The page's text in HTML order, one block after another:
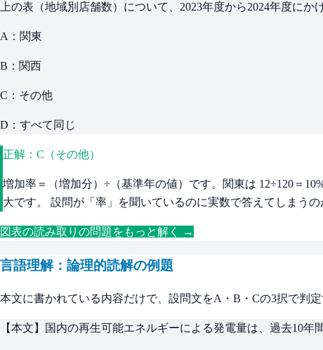
上の表（地域別店舗数）について、2023年度から2024年度に
A：関東
B：関西
C：その他
D：すべて同じ
正解：C（その他）
増加率＝（増加分）÷（基準年の値）です。関東は 12÷120＝
大です。 設問が「率」を聞いているのに実数で答えてしまう
図表の読み取りの問題をもっと解く →
言語理解：論理的読解の例題
本文に書かれている内容だけで、設問文をA・B・Cの3択で判定
【本文】国内の再生可能エネルギーによる発電量は、過去10